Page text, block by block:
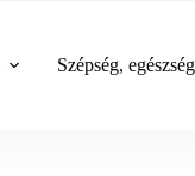
Szépség, egészség